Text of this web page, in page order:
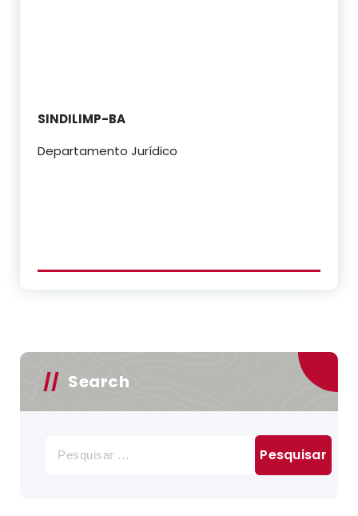
SINDILIMP-BA
Departamento Jurídico
Search
por: